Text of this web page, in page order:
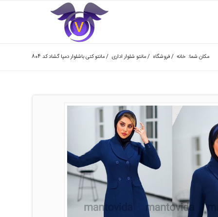
مکان شما: خانه /فروشگاه /مانتو شلوار اداری /مانتو کتی باشلوار دمپا گشاد کد 804